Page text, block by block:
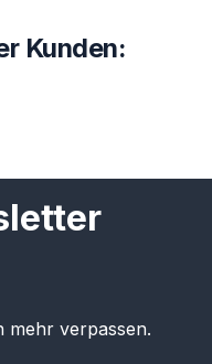
Kunden:
mehr verpassen.